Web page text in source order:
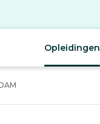
Opleidingen